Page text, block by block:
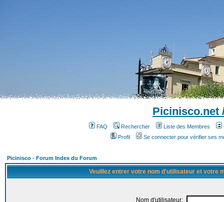
Picinisco.net
FAQ Rechercher Liste des Membres
Profil
Se connecter pour vérifier ses
Picinisco - Forum Index du Forum
Veuillez entrer votre nom d'utilisateur et votre
Nom d'utilisateur: